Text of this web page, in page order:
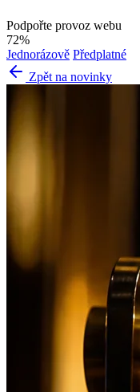
Podpořte provoz webu
72%
Jednorázově Předplatné
Zpět na novinky